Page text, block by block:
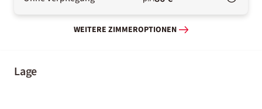
WEITERE ZIMMEROPTIONEN
Lage